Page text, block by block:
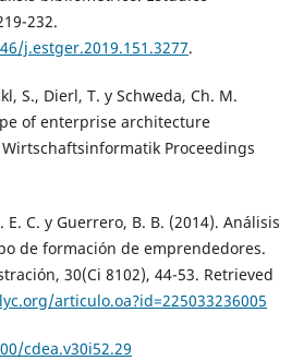
232.
j.estger.2019.151.3277.
S., Dierl, T. y Schweda, Ch. M.
of enterprise architecture
Proceedings
E. C. y Guerrero, B. B. (2014). Análisis
de formación de emprendedores.
30(Ci 8102), 44-53. Retrieved
articulo.oa?id=225033236005
cdea.v30i52.29